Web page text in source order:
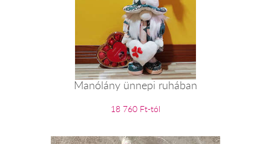
Manólány ünnepi ruhában
18 760 Ft-tól